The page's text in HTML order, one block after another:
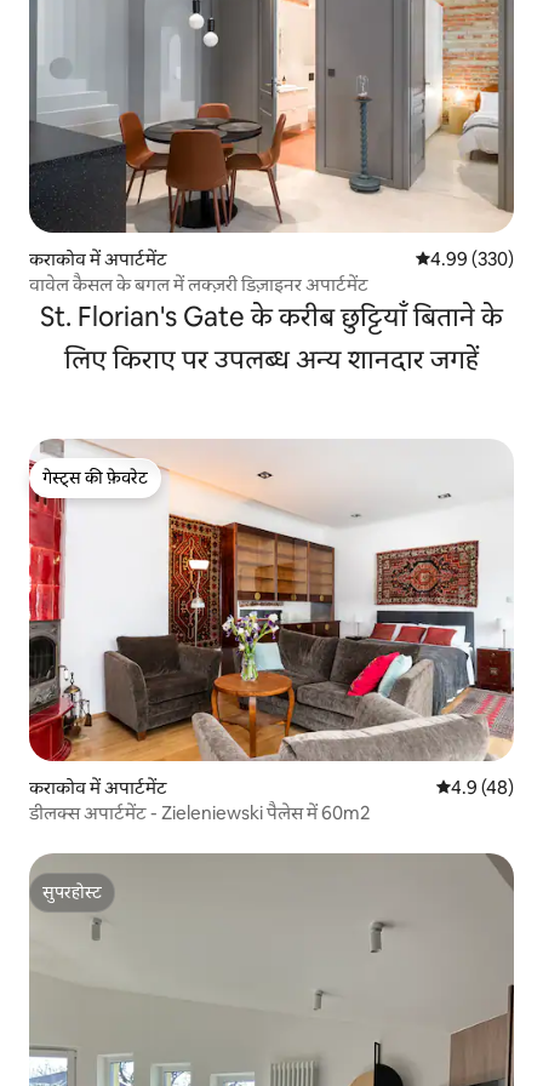
कराकोव में अपार्टमेंट औसत रेटिंग 5 में से
4.99 (330)
वावेल कैसल के बगल में लक्ज़री डिज़ाइनर अपार्टमेंट
St. Florian's Gate के करीब छुट्टियाँ बिताने के
लिए किराए पर उपलब्ध अन्य शानदार जगहें
गेस्ट्स की फ़ेवरेट
गेस्ट्स की फ़ेवरेट
कराकोव में अपार्टमेंट औसत रेटिंग 5
4.9 (48)
डीलक्स अपार्टमेंट - Zieleniewski पैलेस में 60m2
सुपरहोस्ट
सुपरहोस्ट